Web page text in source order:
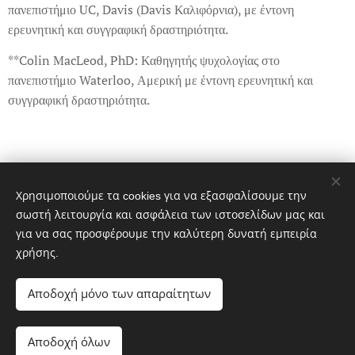
πανεπιστήμιο UC, Davis (Davis Καλιφόρνια), με έντονη
ερευνητική και συγγραφική δραστηριότητα.
**Colin MacLeod, PhD: Καθηγητής ψυχολογίας στο
πανεπιστήμιο Waterloo, Αμερική με έντονη ερευνητική και
συγγραφική δραστηριότητα.
Share
Katerina Moschou,
Kalotaxido blog, 2018. All rights reserved.
Χρησιμοποιούμε τα cookies για να εξασφαλίσουμε την
σωστή λειτουργία και ασφάλεια των ιστοσελίδων μας και
για να σας προσφέρουμε την καλύτερη δυνατή εμπειρία
χρήσης.
Αποδοχή μόνο των απαραίτητων
Αποδοχή όλων